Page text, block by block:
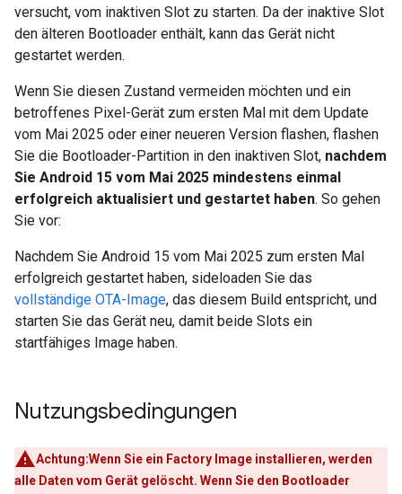
versucht, vom inaktiven Slot zu starten. Da der inaktive Slot
den älteren Bootloader enthält, kann das Gerät nicht
gestartet werden.
Wenn Sie diesen Zustand vermeiden möchten und ein
betroffenes Pixel-Gerät zum ersten Mal mit dem Update
vom Mai 2025 oder einer neueren Version flashen, flashen
Sie die Bootloader-Partition in den inaktiven Slot, nachdem
Sie Android 15 vom Mai 2025 mindestens einmal
erfolgreich aktualisiert und gestartet haben. So gehen
Sie vor:
Nachdem Sie Android 15 vom Mai 2025 zum ersten Mal
erfolgreich gestartet haben, sideloaden Sie das
vollständige OTA-Image, das diesem Build entspricht, und
starten Sie das Gerät neu, damit beide Slots ein
startfähiges Image haben.
Nutzungsbedingungen
Achtung:Wenn Sie ein Factory Image installieren, werden
alle Daten vom Gerät gelöscht. Wenn Sie den Bootloader